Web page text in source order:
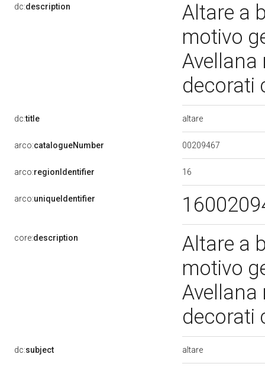
dc:description
Altare a
motivo
decorati
dc:title altare
arco:catalogueNumber 00209467
arco:regionIdentifier 16
arco:uniqueIdentifier
core:description
Altare a
motivo
decorati
dc:subject altare